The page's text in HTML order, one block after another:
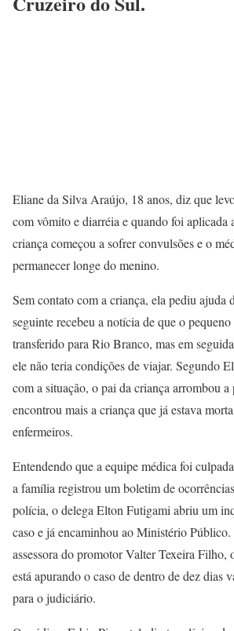
Eliane da Silva Araújo, 18 anos, diz que
com vômito e diarréia e quando foi aplicada
criança começou a sofrer convulsões e o
permanecer longe do menino.
Sem contato com a criança, ela pediu ajuda
seguinte recebeu a notícia de que o
transferido para Rio Branco, mas em
ele não teria condições de viajar. Segundo
com a situação, o pai da criança arrombou a
encontrou mais a criança que já estava
enfermeiros.
Entendendo que a equipe médica foi
a família registrou um boletim de
polícia, o delega Elton Futigami abriu um
caso e já encaminhou ao Ministério
assessora do promotor Valter Texeira
está apurando o caso de dentro de dez dias
para o judiciário.